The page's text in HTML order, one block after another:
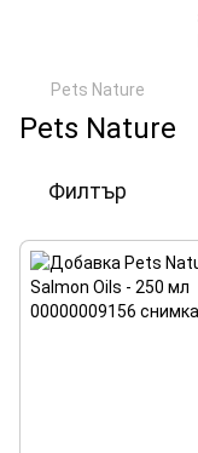
Pets Nature
Pets Nature
Филтър